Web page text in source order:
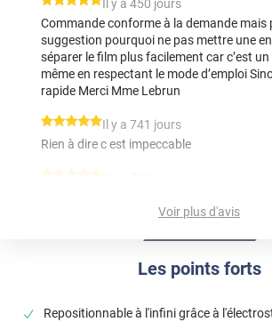
Les points forts
Repositionnable à l'infini grâce à
*****
Il y a 450 jours
Commande conforme à la demande mais
suggestion pourquoi ne pas mettre une
séparer le film plus facilement car c’est un
même en respectant le mode d’emploi
rapide Merci Mme Lebrun
*****
Il y a 741 jours
Rien à dire c est impeccable
un fois que l'on a pris le coup. Bel effet une
*****
Il y a 906 jours
Voir plus d'avis